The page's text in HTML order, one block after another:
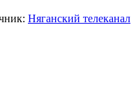
Няганский телеканал